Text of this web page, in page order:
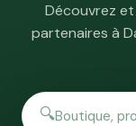
Découvrez
partenaires à
🔍